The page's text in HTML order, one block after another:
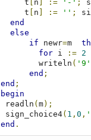
       t
n := '-' ;
       t
n := '' ;
end
else
if newr=m
for i := 2
          writeln
( '9'
end ;
end ;
begin
   readln
( m);
   sign_choice4
( 1 , 0 ,
end .